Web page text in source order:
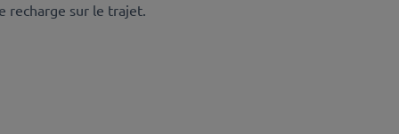
recharge sur le trajet.